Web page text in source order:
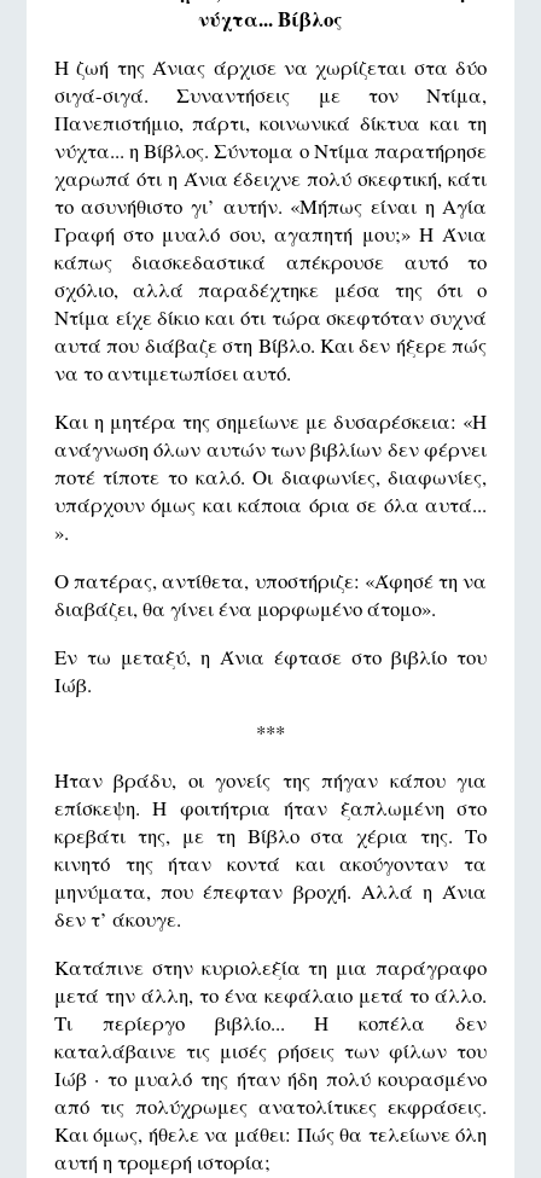
νύχτα... Βίβλος
Η ζωή της Άνιας άρχισε να χωρίζεται στα δύο
σιγά-σιγά. Συναντήσεις με τον Ντίμα,
Πανεπιστήμιο, πάρτι, κοινωνικά δίκτυα και τη
νύχτα... η Βίβλος. Σύντομα ο Ντίμα παρατήρησε
χαρωπά ότι η Άνια έδειχνε πολύ σκεφτική, κάτι
το ασυνήθιστο γι’ αυτήν. «Μήπως είναι η Αγία
Γραφή στο μυαλό σου, αγαπητή μου;» Η Άνια
κάπως διασκεδαστικά απέκρουσε αυτό το
σχόλιο, αλλά παραδέχτηκε μέσα της ότι ο
Ντίμα είχε δίκιο και ότι τώρα σκεφτόταν συχνά
αυτά που διάβαζε στη Βίβλο. Και δεν ήξερε πώς
να το αντιμετωπίσει αυτό.
Και η μητέρα της σημείωνε με δυσαρέσκεια: «Η
ανάγνωση όλων αυτών των βιβλίων δεν φέρνει
ποτέ τίποτε το καλό. Οι διαφωνίες, διαφωνίες,
υπάρχουν όμως και κάποια όρια σε όλα αυτά...
».
Ο πατέρας, αντίθετα, υποστήριζε: «Άφησέ τη να
διαβάζει, θα γίνει ένα μορφωμένο άτομο».
Εν τω μεταξύ, η Άνια έφτασε στο βιβλίο του
Ιώβ.
***
Ήταν βράδυ, οι γονείς της πήγαν κάπου για
επίσκεψη. Η φοιτήτρια ήταν ξαπλωμένη στο
κρεβάτι της, με τη Βίβλο στα χέρια της. Το
κινητό της ήταν κοντά και ακούγονταν τα
μηνύματα, που έπεφταν βροχή. Αλλά η Άνια
δεν τ’ άκουγε.
Κατάπινε στην κυριολεξία τη μια παράγραφο
μετά την άλλη, το ένα κεφάλαιο μετά το άλλο.
Τι περίεργο βιβλίο... Η κοπέλα δεν
καταλάβαινε τις μισές ρήσεις των φίλων του
Ιώβ · το μυαλό της ήταν ήδη πολύ κουρασμένο
από τις πολύχρωμες ανατολίτικες εκφράσεις.
Και όμως, ήθελε να μάθει: Πώς θα τελείωνε όλη
αυτή η τρομερή ιστορία;